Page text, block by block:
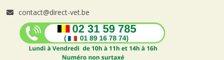
contact@direct-vet.be